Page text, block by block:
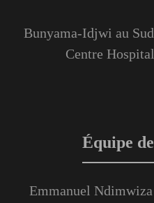
Bunyama-Idjwi au
Centre
Équipe
Emmanuel